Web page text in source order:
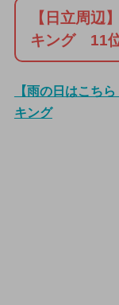
【日立周辺
キング 11
【雨の日はこち
キング